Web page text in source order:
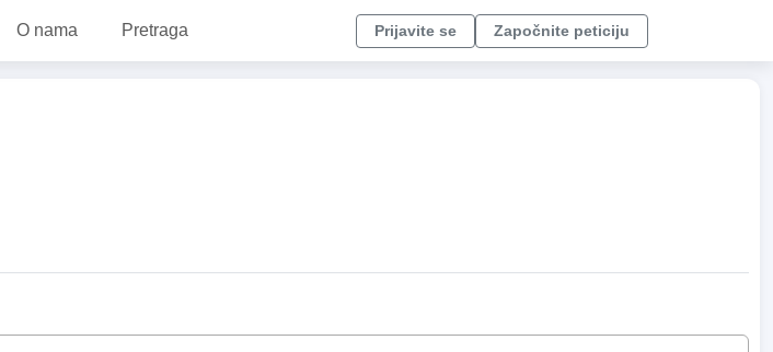
O nama Pretraga Prijavite se Započnite peticiju